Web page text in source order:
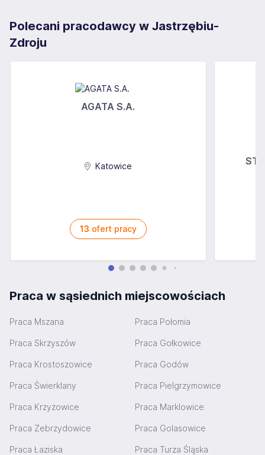
Polecani pracodawcy w Jastrzębiu-
Zdroju
AGATA S.A.
Katowice
13 ofert pracy
Praca w sąsiednich miejscowościach
Praca Mszana Praca Połomia
Praca Skrzyszów Praca Gołkowice
Praca Krostoszowice Praca Godów
Praca Świerklany Praca Pielgrzymowice
Praca Krzyżowice Praca Marklowice
Praca Zebrzydowice Praca Golasowice
Praca Łaziska Praca Turza Śląska